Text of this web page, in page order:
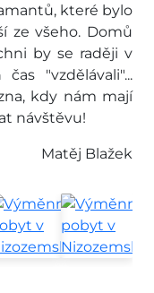
které bylo
ze všeho. Domů
by se raději v
"vzdělávali"...
kdy nám mají
návštěvu!
Matěj Blažek